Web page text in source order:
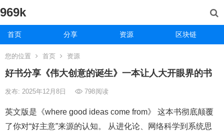
969k
首页 分享 资源 区块链
您的位置 首页 资源
好书分享《伟大创意的诞生》一本让人大开眼界的书
发布: 2025年12月8日 798阅读
英文版是《where good ideas come from》 这本书彻底颠覆
了你对“好主意”来源的认知。 从进化论、网络科学到系统思